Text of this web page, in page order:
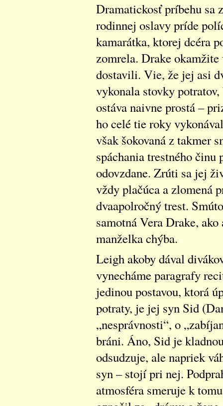
Dramatickosť príbehu sa
rodinnej oslavy príde
kamarátka, ktorej dcéra
zomrela. Drake
dostavili. Vie, že jej asi
vykonala stovky
ostáva naivne prostá –
ho celé tie roky
však šokovaná z takmer
spáchania trestného
odovzdane. Zrúti sa jej
vždy plačúca a zlomená
dvaapolročný trest.
samotná Vera Drake,
manželka chýba.
Leigh akoby dával
vynecháme paragrafy
jedinou postavou, ktorá
potraty, je jej syn Sid
„nesprávnosti“, o
bráni. Áno, Sid je
odsudzuje, ale napriek
syn – stojí pri nej.
atmosféra smeruje k